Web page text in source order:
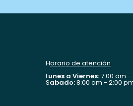
Horario de atención
Lunes a Viernes:7:00 am -
Sabado:8:00 am - 2:00